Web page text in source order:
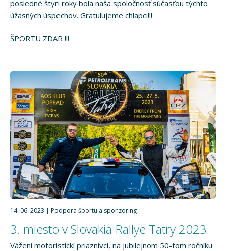
posledné štyri roky bola naša spoločnosť súčasťou týchto
úžasných úspechov. Gratulujeme chlapci!!!
ŠPORTU ZDAR !!!
14. 06. 2023 Podpora športu a sponzoring
3. miesto v Slovakia Rallye Tatry 2023
Vážení motoristickí priaznivci, na jubilejnom 50-tom ročníku